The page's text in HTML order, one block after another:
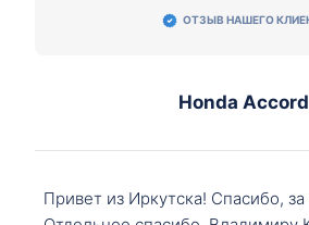
ОТЗЫВ НАШЕГО
Honda Accord
Привет из Иркутска! Спасибо,